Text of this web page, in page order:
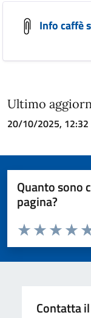
Info caffè
Ultimo
20/10/2025, 12:32
Quanto sono
pagina?
Valuta da 1 a 5 stelle
Valuta 3
Valuta 2
Valuta 1 stelle su
Contatta